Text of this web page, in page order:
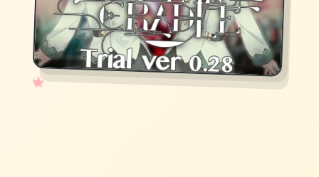
✧
♡
★
♥